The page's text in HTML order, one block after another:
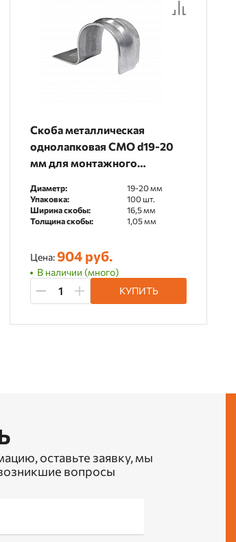
Скоба металлическая
однолапковая СМО d19-20
мм для монтажного
(100 шт/уп) Промрукав
Диаметр:
19-20 мм
Упаковка:
100 шт.
Ширина скобы:
16,5 мм
Толщина скобы:
1,05 мм
Цена:904 руб.
В наличии (много)
КУПИТЬ
оставьте заявку, мы
вопросы